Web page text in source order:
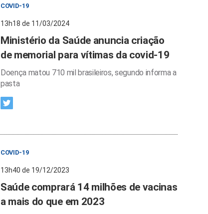
COVID-19
13h18 de 11/03/2024
Ministério da Saúde anuncia criação
de memorial para vítimas da covid-19
Doença matou 710 mil brasileiros, segundo informa a
pasta
COVID-19
13h40 de 19/12/2023
Saúde comprará 14 milhões de vacinas
a mais do que em 2023